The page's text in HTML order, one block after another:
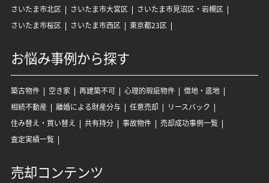
さいたま市北区
さいたま市大宮区
さいたま市見沼区・岩槻区
さいたま市桜区
さいたま市西区 東京都23区
お悩み事例から探す
築古物件 空き家 再建築不可 心理的瑕疵物件
借地・底地
相続不動産
離婚による財産分与 任意売却
リースバック
住み替え・買い替え
共有持分 事故物件
売却成功事例一覧
査定実績一覧
売却コンテンツ